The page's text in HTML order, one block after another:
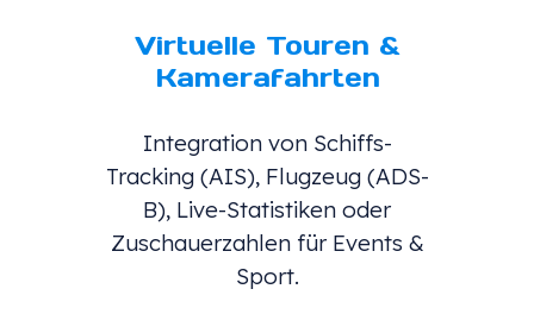
Virtuelle Touren &
Kamerafahrten
Integration von Schiffs-
Tracking (AIS), Flugzeug (ADS-
B), Live-Statistiken oder
Zuschauerzahlen für Events &
Sport.